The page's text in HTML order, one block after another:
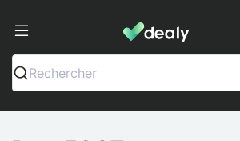
Dealy - Capas e
Rechercher